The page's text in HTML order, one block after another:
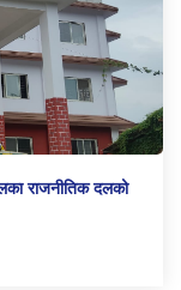
राजनीतिक दलको